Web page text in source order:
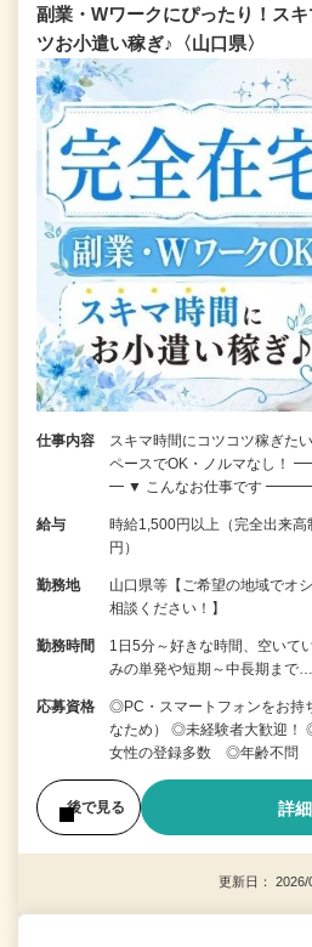
副業・Wワークにぴったり！ス
ツお小遣い稼ぎ♪〈山口県〉
仕事内容
スキマ時間にコツコツ稼ぎた
ペースでOK・ノルマ
━ ▼ こんなお仕事です
給与
時給1,500円以上（完全出来
円）
勤務地
山口県等【ご希望の地域でオ
相談ください！】
勤務時間
1日5分～好きな時間、空いて
みの単発や短期～中長期まで…
応募資格
◎PC・スマートフォンをお持
なため） ◎未経験者大歓迎！
女性の登録多数 ◎年齢不問
後で見る 詳
更新日：